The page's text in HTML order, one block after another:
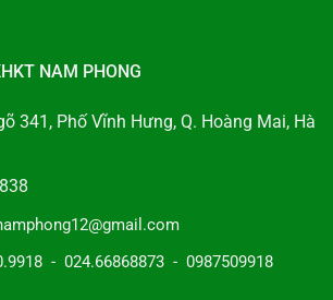
NAM PHONG
341, Phố Vĩnh Hưng, Q. Hoàng Mai, Hà
- 024.66868873 - 0987509918